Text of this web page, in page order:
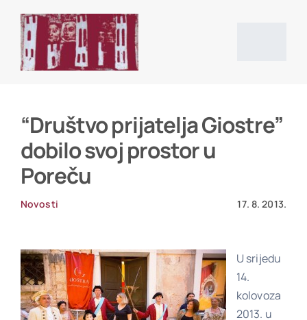
content
Vijesti
Projekti
Povijesni izvori i literatura
“Društvo prijatelja Giostre”
dobilo svoj prostor u
Poreču
Novosti 17. 8. 2013.
U srijedu
14.
kolovoza
2013. u